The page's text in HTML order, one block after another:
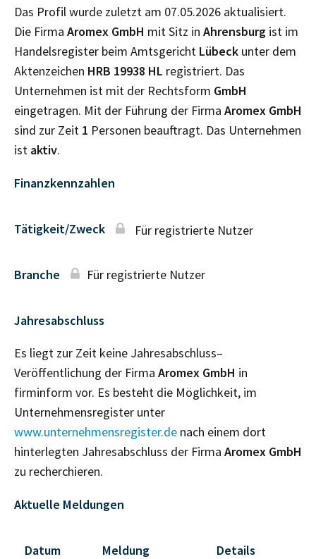
Das Profil wurde zuletzt am 07.05.2026 aktualisiert.
Die Firma Aromex GmbH mit Sitz in Ahrensburg ist im
Handelsregister beim Amtsgericht Lübeck unter dem
Aktenzeichen HRB 19938 HL registriert. Das
Unternehmen ist mit der Rechtsform GmbH
eingetragen. Mit der Führung der Firma Aromex GmbH
sind zur Zeit 1 Personen beauftragt. Das Unternehmen
ist aktiv.
Finanzkennzahlen
Tätigkeit/Zweck Für registrierte Nutzer
Branche Für registrierte Nutzer
Jahresabschluss
Es liegt zur Zeit keine Jahresabschluss–
Veröffentlichung der Firma Aromex GmbH in
firminform vor. Es besteht die Möglichkeit, im
Unternehmensregister unter
www.unternehmensregister.de nach einem dort
hinterlegten Jahresabschluss der Firma Aromex GmbH
zu recherchieren.
Aktuelle Meldungen
Datum Meldung Details